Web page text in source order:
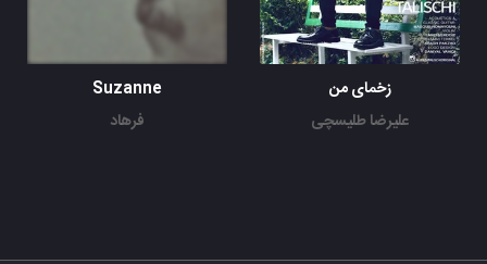
زخمای من
علیرضا طلیسچی
Suzanne
فرهاد